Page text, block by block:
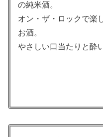
の純米酒。
オン・ザ・ロックで楽
お酒。
やさしい口当たりと酔